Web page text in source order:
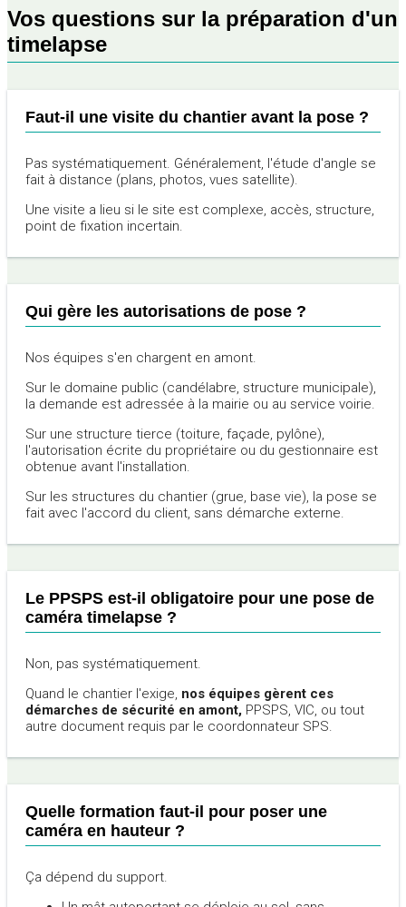
Vos questions sur la préparation d'un
timelapse
Faut-il une visite du chantier avant la pose ?
Pas systématiquement. Généralement, l'étude d'angle se
fait à distance (plans, photos, vues satellite).
Une visite a lieu si le site est complexe, accès, structure,
point de fixation incertain.
Qui gère les autorisations de pose ?
Nos équipes s'en chargent en amont.
Sur le domaine public (candélabre, structure municipale),
la demande est adressée à la mairie ou au service voirie.
Sur une structure tierce (toiture, façade, pylône),
l'autorisation écrite du propriétaire ou du gestionnaire est
obtenue avant l'installation.
Sur les structures du chantier (grue, base vie), la pose se
fait avec l'accord du client, sans démarche externe.
Le PPSPS est-il obligatoire pour une pose de
caméra timelapse ?
Non, pas systématiquement.
Quand le chantier l'exige, nos équipes gèrent ces
démarches de sécurité en amont, PPSPS, VIC, ou tout
autre document requis par le coordonnateur SPS.
Quelle formation faut-il pour poser une
caméra en hauteur ?
Ça dépend du support.